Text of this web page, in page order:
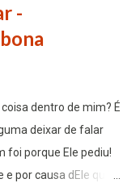
-
dentro de mim? É
deixar de falar
foi porque Ele pediu!
por causa dEle que